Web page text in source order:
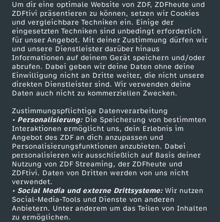
Um dir eine optimale Website von ZDF, ZDFheute und
ZDFtivi präsentieren zu können, setzen wir Cookies
und vergleichbare Techniken ein. Einige der
eingesetzten Techniken sind unbedingt erforderlich
für unser Angebot. Mit deiner Zustimmung dürfen wir
und unsere Dienstleister darüber hinaus
Informationen auf deinem Gerät speichern und/oder
abrufen. Dabei geben wir deine Daten ohne deine
Einwilligung nicht an Dritte weiter, die nicht unsere
direkten Dienstleister sind. Wir verwenden deine
Daten auch nicht zu kommerziellen Zwecken.
Zustimmungspflichtige Datenverarbeitung
• Personalisierung:Die Speicherung von bestimmten
Interaktionen ermöglicht uns, dein Erlebnis im
Angebot des ZDF an dich anzupassen und
Personalisierungsfunktionen anzubieten. Dabei
personalisieren wir ausschließlich auf Basis deiner
Nutzung von ZDF Streaming, der ZDFheute und
ZDFtivi. Daten von Dritten werden von uns nicht
verwendet.
• Social Media und externe Drittsysteme:Wir nutzen
Social-Media-Tools und Dienste von anderen
Anbietern. Unter anderem um das Teilen von Inhalten
zu ermöglichen.
e
i
t
a
m
S
e
i
l
Mehr ZDF
ZDF-Apps
Smart TV
ZDFtext
Livestreams
Sendungen A-Z
TV-Programm
Service
ZDFmitreden
Kontakt zum ZDF
Tickets
Zuschauerservice
Hilfe
ZDF Unternehmen
Karriere